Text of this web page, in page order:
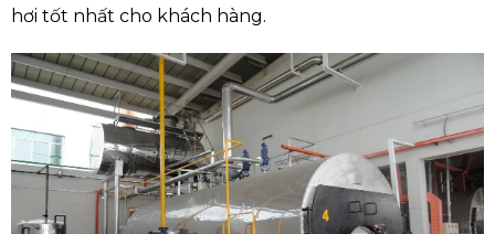
hơi tốt nhất cho khách hàng.